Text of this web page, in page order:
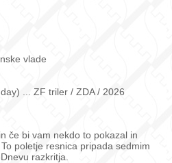
vlade
... ZF triler / ZDA / 2026
če bi vam nekdo to pokazal in
poletje resnica pripada sedmim
razkritja.